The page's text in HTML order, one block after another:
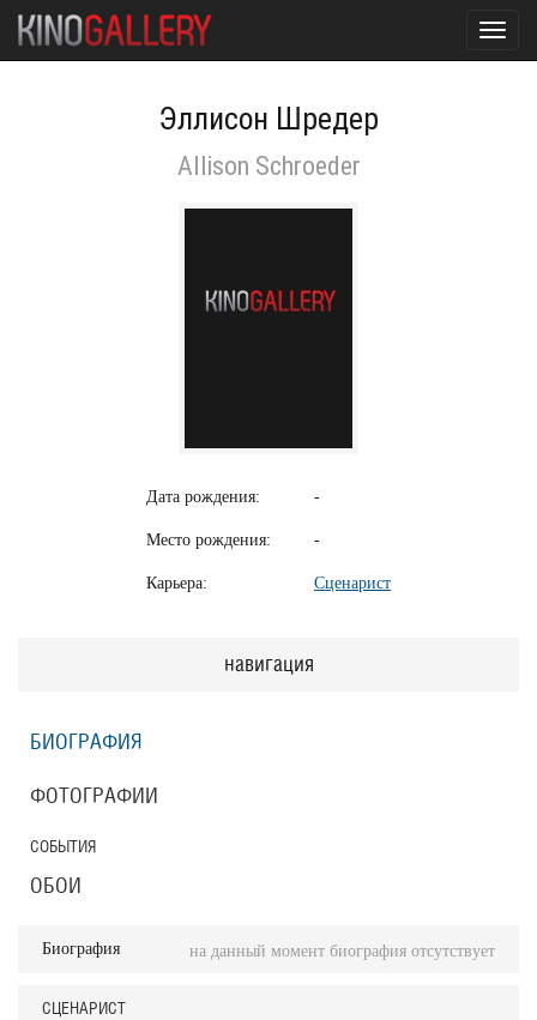
Эллисон Шредер
Allison Schroeder
Дата рождения: -
Место рождения: -
Карьера: Сценарист
навигация
БИОГРАФИЯ
ФОТОГРАФИИ
СОБЫТИЯ
ОБОИ
Биография на данный момент биография отсутствует
СЦЕНАРИСТ